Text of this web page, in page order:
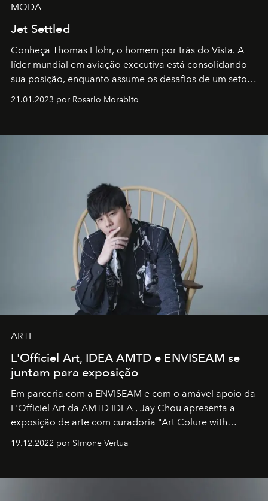
MODA
Jet Settled
Conheça Thomas Flohr, o homem por trás do Vista. A
líder mundial em aviação executiva está consolidando
sua posição, enquanto assume os desafios de um setor
em rápida evolução e redefinindo o conceito de luxo
21.01.2023 por Rosario Morabito
ARTE
L'Officiel Art, IDEA AMTD e ENVISEAM se
juntam para exposição
Em parceria com a ENVISEAM e com o amável apoio da
L'Officiel Art da AMTD IDEA , Jay Chou apresenta a
exposição de arte com curadoria "Art Colure with
19.12.2022 por SImone Vertua